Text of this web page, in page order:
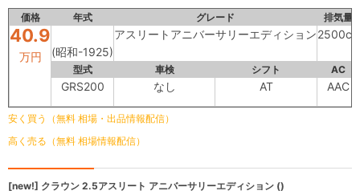
価格 年式 グレード 排気量
40.9
万円 (昭和-1925)
アスリートアニバーサリーエディション2500cc
型式 車検 シフト AC
GRS200 なし AT AAC
安く買う（無料 相場・出品情報配信）
高く売る（無料 相場情報配信）
[new!] クラウン 2.5アスリート アニバーサリーエディション ()